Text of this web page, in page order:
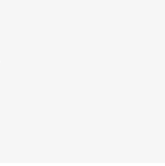
zacht en flexibel Flyknit-materiaal,